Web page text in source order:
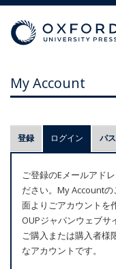
My Account
プ
ラ
マ
リ
ー
タ
ブ
登録 ログイン (アク
パ
ご登録のEメールアド
ださい。My Account
面よりごアカウントを
OUPジャパンウェブ
ご購入または購入者様
なアカウントです。